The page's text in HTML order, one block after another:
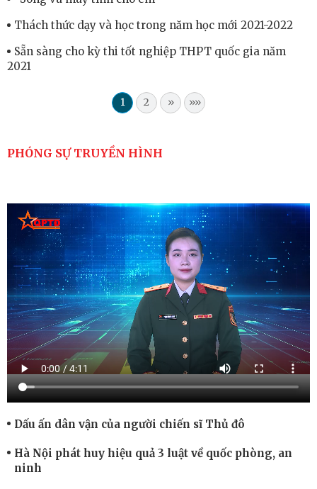
Thách thức dạy và học trong năm học mới 2021-2022
Sẵn sàng cho kỳ thi tốt nghiệp THPT quốc gia năm
2021
1 2 » »»
PHÓNG SỰ TRUYỀN HÌNH
Dấu ấn dân vận của người chiến sĩ Thủ đô
Hà Nội phát huy hiệu quả 3 luật về quốc phòng, an
ninh